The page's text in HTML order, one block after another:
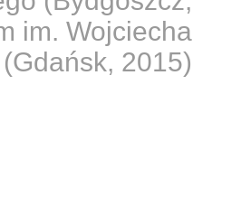
im. Wojciecha
2015)